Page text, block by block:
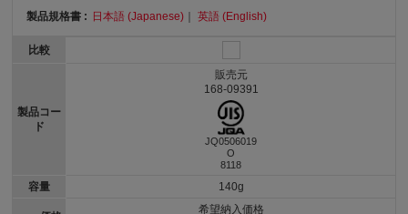
製品規格書 : 日本語 (Japanese) ｜英語 (English)
比較
製品コー
ド
容量
販売元
168-09391
JQ0506019
O
8118
140g
希望納入価格